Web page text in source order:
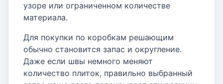
узоре или ограниченном количестве
материала.
Для покупки по коробкам решающим
обычно становится запас и округление.
Даже если швы немного меняют
количество плиток, правильно выбранный